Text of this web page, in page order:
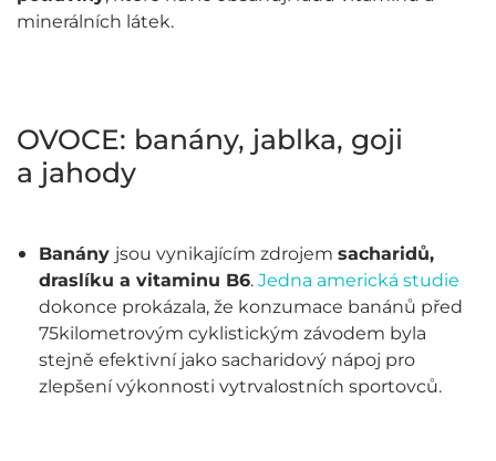
minerálních látek.
OVOCE: banány, jablka, goji
a jahody
Banány jsou vynikajícím zdrojem sacharidů,
draslíku a vitaminu B6. Jedna americká studie
dokonce prokázala, že konzumace banánů před
75kilometrovým cyklistickým závodem byla
stejně efektivní jako sacharidový nápoj pro
zlepšení výkonnosti vytrvalostních sportovců.